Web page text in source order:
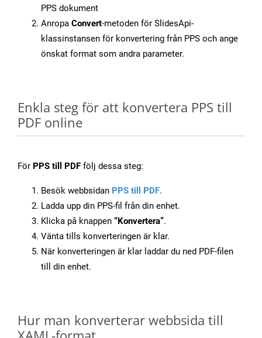
PPS dokument
Anropa Convert-metoden för SlidesApi-
klassinstansen för konvertering från PPS och ange
önskat format som andra parameter.
Enkla steg för att konvertera PPS till
PDF online
För PPS till PDF följ dessa steg:
Besök webbsidan PPS till PDF.
Ladda upp din PPS-fil från din enhet.
Klicka på knappen “Konvertera”.
Vänta tills konverteringen är klar.
När konverteringen är klar laddar du ned PDF-filen
till din enhet.
Hur man konverterar webbsida till